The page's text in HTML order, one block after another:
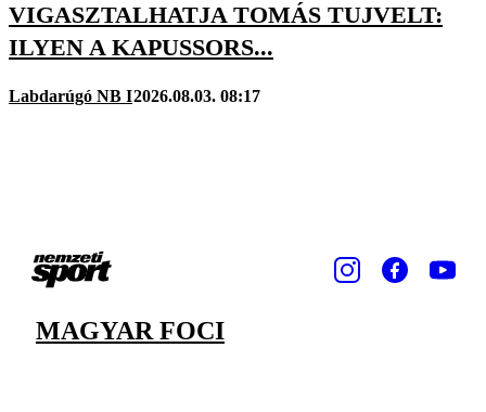
VIGASZTALHATJA TOMÁS TUJVELT:
ILYEN A KAPUSSORS...
Labdarúgó NB I2026.08.03. 08:17
MAGYAR FOCI